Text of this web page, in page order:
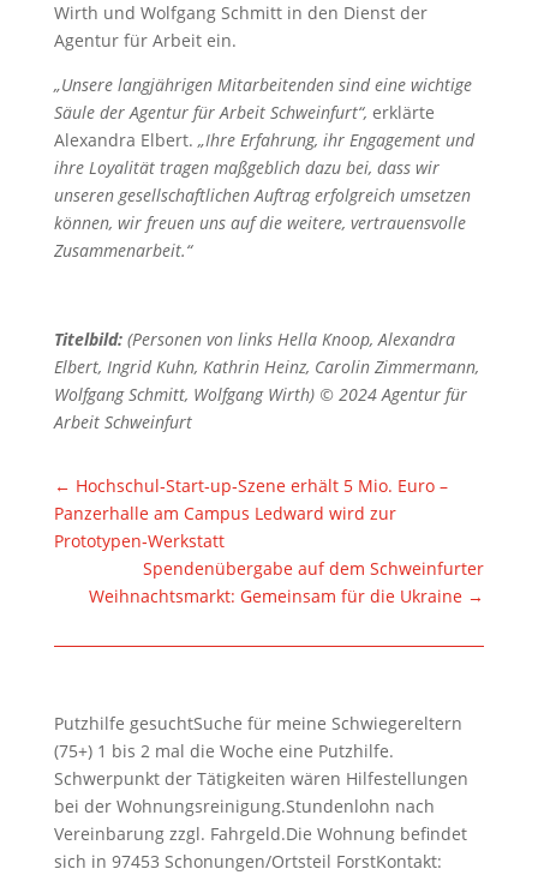
Wirth und Wolfgang Schmitt in den Dienst der
Agentur für Arbeit ein.
„Unsere langjährigen Mitarbeitenden sind eine wichtige
Säule der Agentur für Arbeit Schweinfurt“, erklärte
Alexandra Elbert. „Ihre Erfahrung, ihr Engagement und
ihre Loyalität tragen maßgeblich dazu bei, dass wir
unseren gesellschaftlichen Auftrag erfolgreich umsetzen
können, wir freuen uns auf die weitere, vertrauensvolle
Zusammenarbeit.“
Titelbild:(Personen von links Hella Knoop, Alexandra
Elbert, Ingrid Kuhn, Kathrin Heinz, Carolin Zimmermann,
Wolfgang Schmitt, Wolfgang Wirth) © 2024 Agentur für
Arbeit Schweinfurt
← Hochschul‐Start‐up‐Szene erhält 5 Mio. Euro –
Panzerhalle am Campus Ledward wird zur
Prototypen‐Werkstatt
Spendenübergabe auf dem Schweinfurter
Weihnachtsmarkt: Gemeinsam für die Ukraine →
Putzhilfe gesuchtSuche für meine Schwiegereltern
(75+) 1 bis 2 mal die Woche eine Putzhilfe.
Schwerpunkt der Tätigkeiten wären Hilfestellungen
bei der Wohnungsreinigung.Stundenlohn nach
Vereinbarung zzgl. Fahrgeld.Die Wohnung befindet
sich in 97453 Schonungen/Ortsteil ForstKontakt: